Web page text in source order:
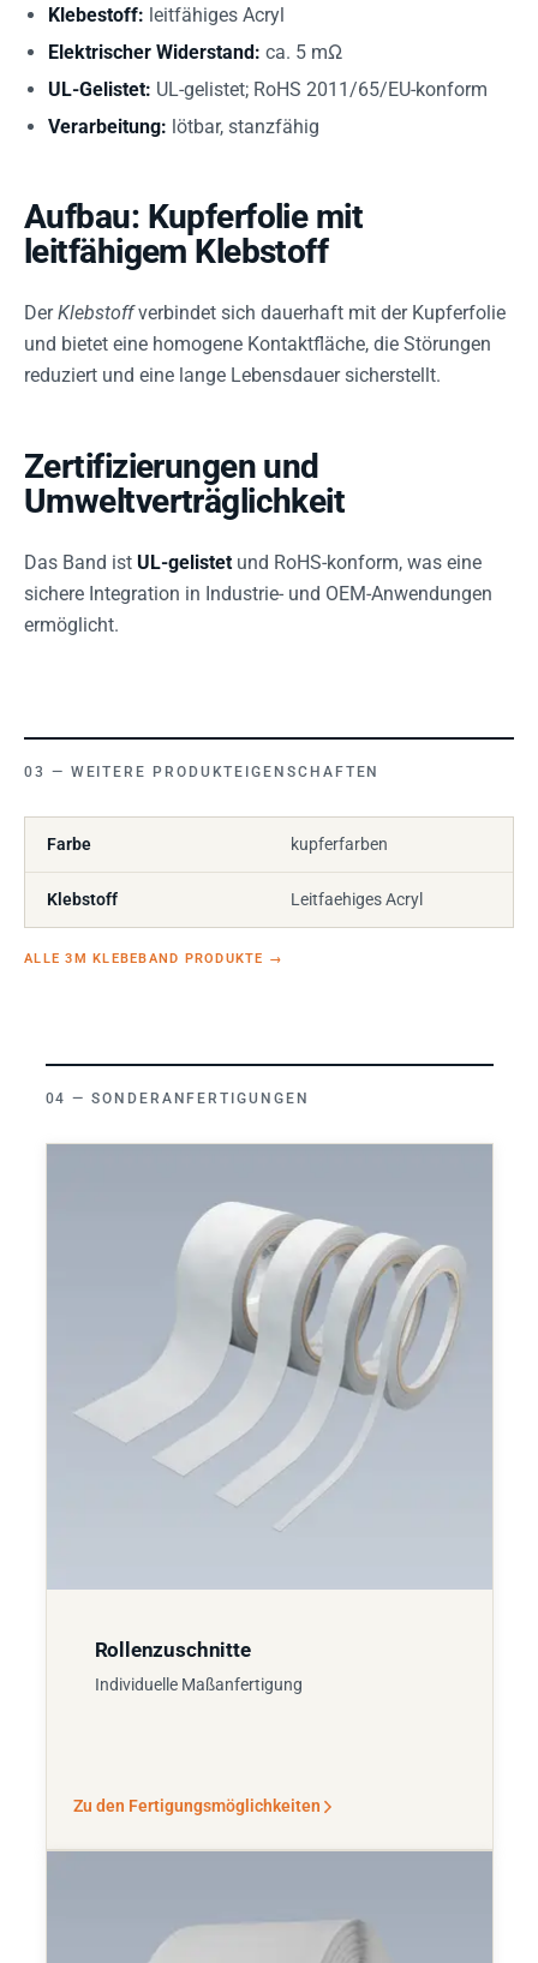
Klebestoff: leitfähiges Acryl
Elektrischer Widerstand: ca. 5 mΩ
UL-Gelistet: UL-gelistet; RoHS 2011/65/EU-konform
Verarbeitung: lötbar, stanzfähig
Aufbau: Kupferfolie mit
leitfähigem Klebstoff
DerKlebstoffverbindet sich dauerhaft mit der Kupferfolie
und bietet eine homogene Kontaktfläche, die Störungen
reduziert und eine lange Lebensdauer sicherstellt.
Zertifizierungen und
Umweltverträglichkeit
Das Band ist UL-gelistet und RoHS-konform, was eine
sichere Integration in Industrie- und OEM-Anwendungen
ermöglicht.
WEITERE PRODUKTEIGENSCHAFTEN
Farbe kupferfarben
Klebstoff Leitfaehiges Acryl
ALLE 3M KLEBEBAND PRODUKTE →
SONDERANFERTIGUNGEN
Rollenzuschnitte
Individuelle Maßanfertigung
Zu den Fertigungsmöglichkeiten